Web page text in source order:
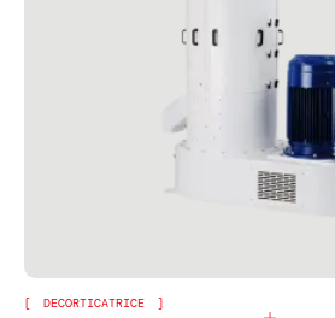
DECORTICATRICE
newsletter) da parte di omas a
prodotti o servizi.